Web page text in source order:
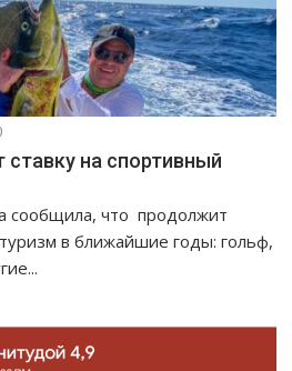
на спортивный
сообщила, что продолжит
в ближайшие годы: гольф,